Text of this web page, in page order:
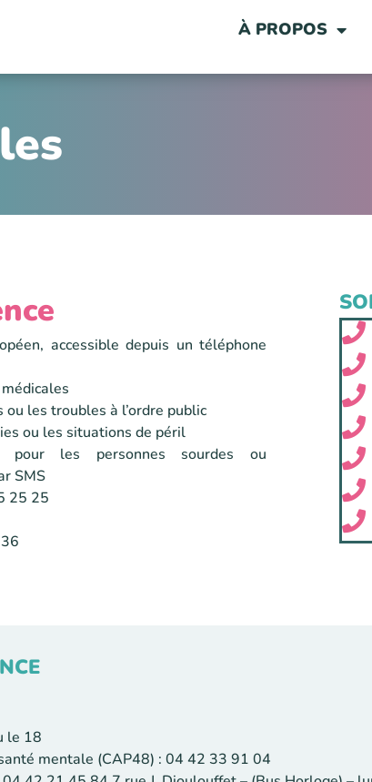
À PROPOS
accessible depuis un téléphone
les troubles à l’ordre public
ou les situations de péril
pour les personnes sourdes ou
SMS
25 25
le 18
mentale (CAP48) : 04 42 33 91 04